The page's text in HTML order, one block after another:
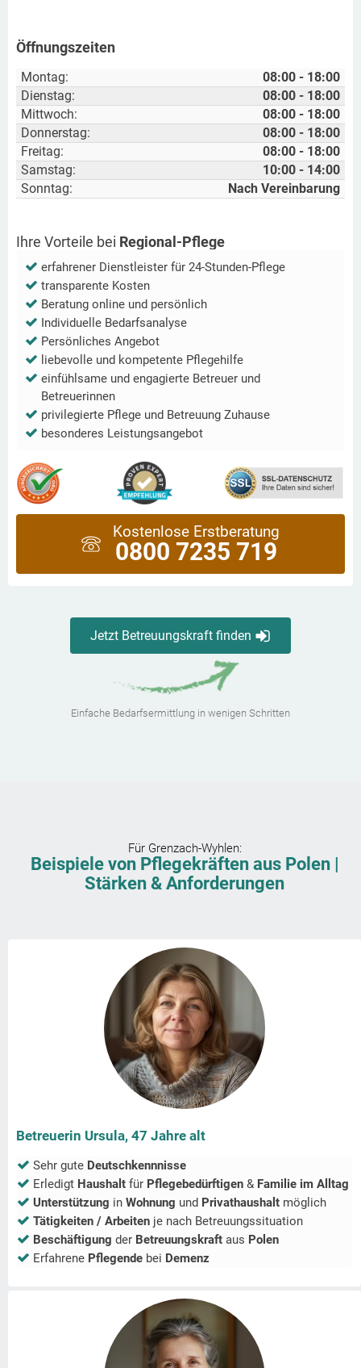
Öffnungszeiten
Montag:
08:00 - 18:00
Dienstag:
08:00 - 18:00
Mittwoch:
08:00 - 18:00
Donnerstag:
08:00 - 18:00
Freitag:
08:00 - 18:00
Samstag:
10:00 - 14:00
Sonntag:
Nach Vereinbarung
Ihre Vorteile bei Regional-Pflege
erfahrener Dienstleister für 24-Stunden-Pflege
transparente Kosten
Beratung online und persönlich
Individuelle Bedarfsanalyse
Persönliches Angebot
liebevolle und kompetente Pflegehilfe
einfühlsame und engagierte Betreuer und
Betreuerinnen
privilegierte Pflege und Betreuung Zuhause
besonderes Leistungsangebot
Kostenlose Erstberatung
0800 7235 719
Jetzt Betreuungskraft finden
Einfache Bedarfsermittlung in wenigen Schritten
Für Grenzach-Wyhlen:
Beispiele von Pflegekräften aus Polen |
Stärken & Anforderungen
Betreuerin Ursula, 47 Jahre alt
Sehr gute Deutschkennnisse
Erledigt Haushalt für Pflegebedürftigen & Familie im Alltag
Unterstützung in Wohnung und Privathaushalt möglich
Tätigkeiten / Arbeiten je nach Betreuungssituation
Beschäftigung der Betreuungskraft aus Polen
Erfahrene Pflegende bei Demenz